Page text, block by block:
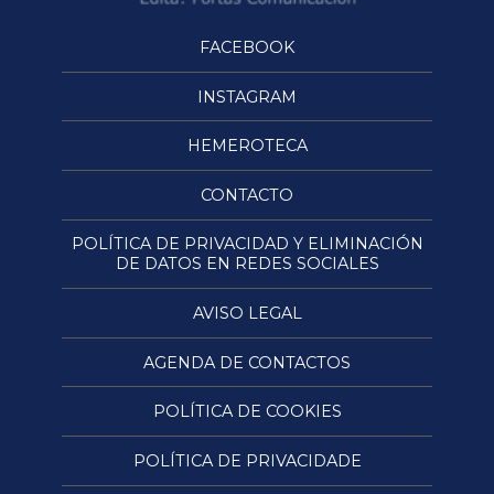
FACEBOOK
INSTAGRAM
HEMEROTECA
CONTACTO
POLÍTICA DE PRIVACIDAD Y ELIMINACIÓN
DE DATOS EN REDES SOCIALES
AVISO LEGAL
AGENDA DE CONTACTOS
POLÍTICA DE COOKIES
POLÍTICA DE PRIVACIDADE